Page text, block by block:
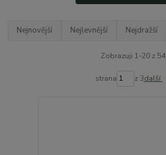
Nejnovější Nejlevnější Nejdražší
Zobrazuji 1-20 z 54
strana z 3další